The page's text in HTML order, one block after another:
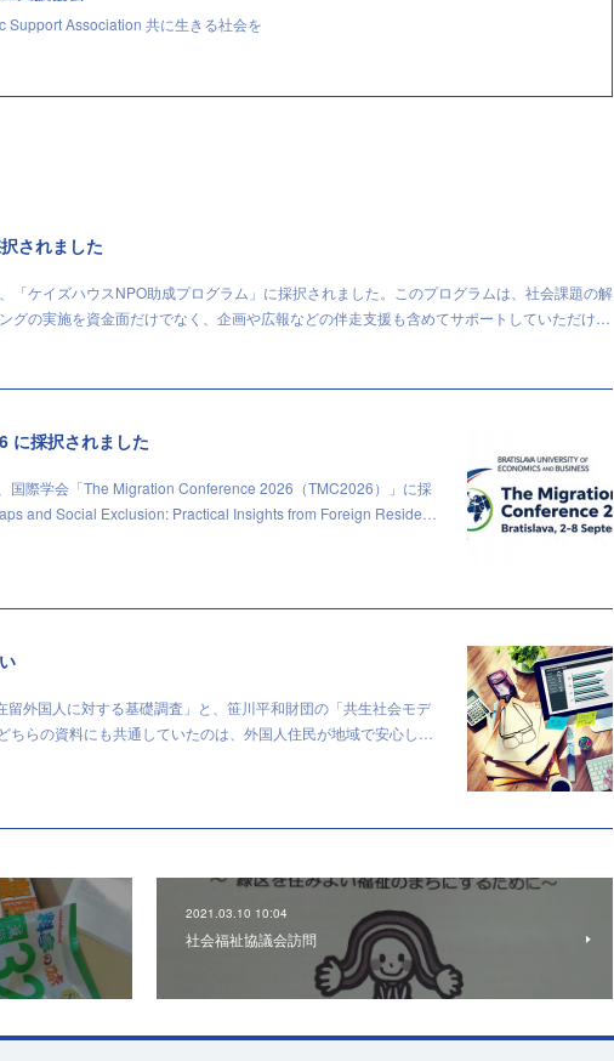
Support Association 共に生きる社会を
されました
「ケイズハウスNPO助成プログラム」に採択されました。このプログラムは、社会課題の解
グの実施を資金面だけでなく、企画や広報などの伴走支援も含めてサポートしていただけ…
採択されました
国際学会「The Migration Conference 2026（TMC2026）」に採
and Social Exclusion: Practical Insights from Foreign Reside…
外国人に対する基礎調査」と、笹川平和財団の「共生社会モデ
ちらの資料にも共通していたのは、外国人住民が地域で安心し…
2021.03.10 10:04
社会福祉協議会訪問